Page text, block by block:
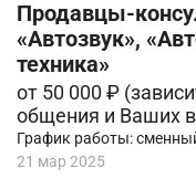
Продавцы-
«Автозвук»,
техника»
от 50 000 ₽
общения и Ваших
График работы:
21 мар 2025